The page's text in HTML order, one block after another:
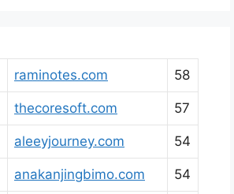
raminotes.com 58
thecoresoft.com 57
aleeyjourney.com 54
anakanjingbimo.com 54